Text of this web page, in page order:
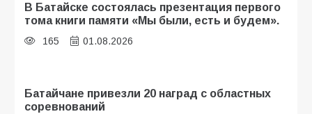
В Батайске состоялась презентация первого
тома книги памяти «Мы были, есть и будем».
165 01.08.2026
Батайчане привезли 20 наград с областных
соревнований